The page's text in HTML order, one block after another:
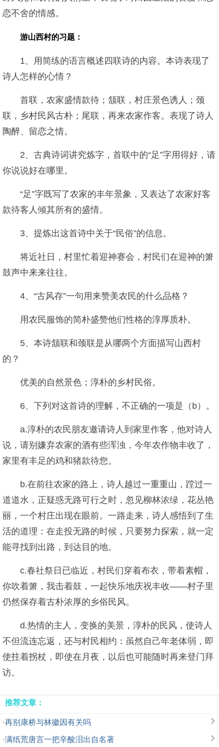
恋不舍的情感。
游山西村的习题：
1、用简练的语言概述四联诗的内容。本诗表现了
诗人怎样的心情？
首联，农家盛情款待；颔联，村庄景色诱人；颈
联，乡村民风古朴；尾联，再来农家作客。表现了诗人
陶醉、留恋之情。
2、古典诗词讲究炼字，首联中的“足”字用得好，请
你说说好在哪里。
“足”字既写了农家的丰年景象，又表达了农家好客
款待客人倾其所有的盛情。
3、提炼出这首诗中关于“民俗”的信息。
将近社日，村里忙着迎神赛会，村民们在迎神的箫
鼓声中来来往往。
4、“古风存”一句用来赞美农民的什么品格？
用农民服饰的简朴盛赞他们性格的淳厚质朴。
5、本诗颔联和颈联是从哪两个方面描写山西村
的？
优美的自然景色；淳朴的乡村民俗。
6、下列对这首诗的理解，不正确的一项是（b）。
a.淳朴的农民朋友邀请诗人到家里作客，他对诗人
说，请别嫌弃农家的酒有些浑浊，今年农作物丰收了，
家里有丰足的鸡和猪款待您。
b.在前往农家的路上，诗人越过一重重山，蹚过一
道道水，正疑惑无路可行之时，忽见柳林浓绿，花丛艳
丽，一个村庄出现在眼前。一路走来，诗人感悟到了生
活的道理：在走投无路的时候，只要努力探索，就一定
能寻找到出路，到达目的地。
c.春社祭日已临近，村民们穿着布衣，带着素帽，
你吹着箫，我击着鼓，一起快乐地庆祝丰收——村子里
仍然保存着古朴浓厚的乡俗民风。
d.热情的主人，变换的美景，淳朴的民风，使诗人
不但流连忘返，还与村民相约：虽然自己年老体弱，即
使拄着拐杖，即使在月夜，以后也可能随时再来登门拜
访。
推荐文章：
·再别康桥与林徽因有关吗
·满纸荒唐言一把辛酸泪出自名著